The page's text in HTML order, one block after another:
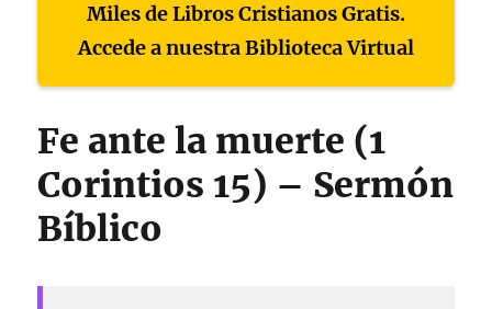
Miles de Libros Cristianos Gratis.
Accede a nuestra Biblioteca Virtual
Fe ante la muerte (1
Corintios 15) – Sermón
Bíblico